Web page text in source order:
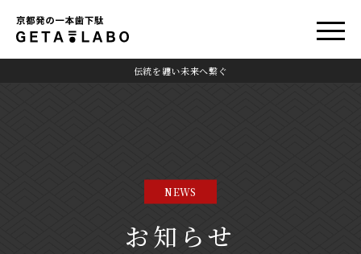
伝統を纏い未来へ繋ぐ
NEWS
お知らせ